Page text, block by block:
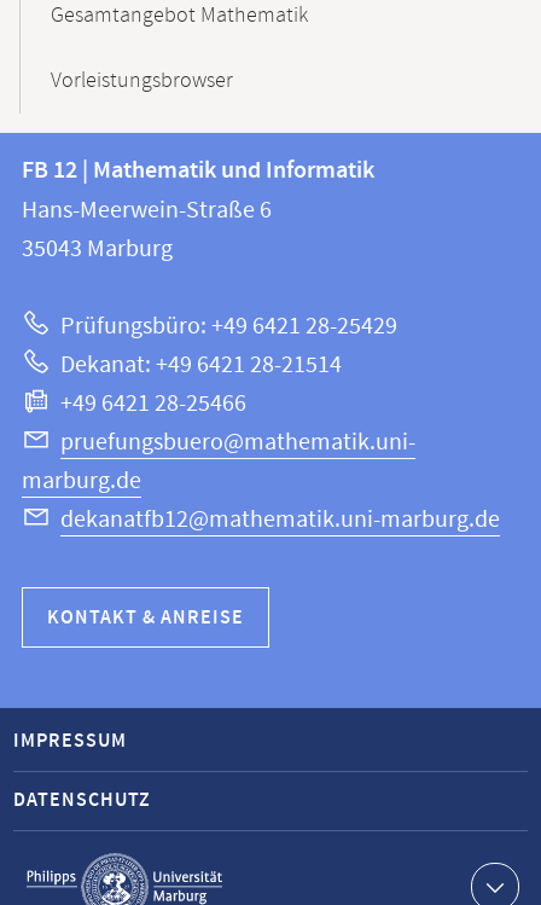
Gesamtangebot Mathematik
Vorleistungsbrowser
Kontakt
und
Informationen
Website
FB
12
|
und
Informatik
FB 12 | Mathematik und Informatik
Hans-Meerwein-Straße 6
35043 Marburg
Prüfungsbüro: +49 6421 28-25429
Dekanat: +49 6421 28-21514
+49 6421 28-25466
pruefungsbuero@mathematik.uni-
marburg.de
dekanatfb12@mathematik.uni-marburg.de
KONTAKT & ANREISE
Service-
Navigation
IMPRESSUM
DATENSCHUTZ